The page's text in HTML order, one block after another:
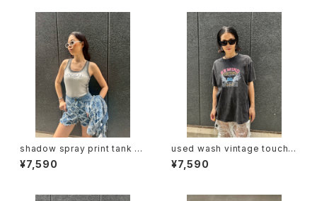
shadow spray print tank to
p トップス タンクトップ カップ付
き シャドー プリント
¥7,590
used wash vintage touch p
rint T-shirt Tシャツ ヴィンテ
ージ風 プリント ウォッシュ加工
¥7,590